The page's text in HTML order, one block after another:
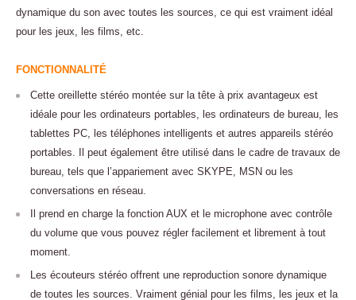
dynamique du son avec toutes les sources, ce qui est vraiment idéal
pour les jeux, les films, etc.
FONCTIONNALITÉ
Cette oreillette stéréo montée sur la tête à prix avantageux est
idéale pour les ordinateurs portables, les ordinateurs de bureau, les
tablettes PC, les téléphones intelligents et autres appareils stéréo
portables. Il peut également être utilisé dans le cadre de travaux de
bureau, tels que l’appariement avec SKYPE, MSN ou les
conversations en réseau.
Il prend en charge la fonction AUX et le microphone avec contrôle
du volume que vous pouvez régler facilement et librement à tout
moment.
Les écouteurs stéréo offrent une reproduction sonore dynamique
de toutes les sources. Vraiment génial pour les films, les jeux et la